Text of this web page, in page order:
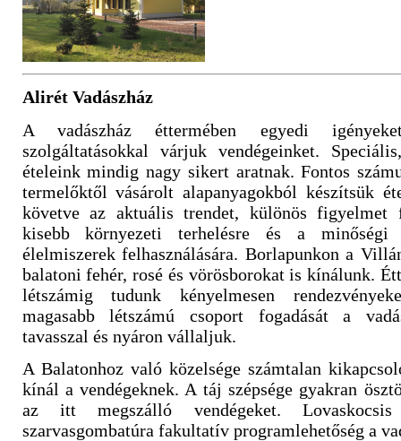
Alirét Vadászház
A vadászház éttermében egyedi
szolgáltatásokkal várjuk vendégeinket.
ételeink mindig nagy sikert aratnak. Fontos
termelőktől vásárolt alapanyagokból készítsük
követve az aktuális trendet, különös
kisebb környezeti terhelésre és a minőségi
élelmiszerek felhasználására. Borlapunkon a
balatoni fehér, rosé és vörösborokat is kínálunk.
létszámig tudunk kényelmesen
magasabb létszámú csoport fogadását a
tavasszal és nyáron vállaljuk.
A Balatonhoz való közelsége számtalan
kínál a vendégeknek. A táj szépsége gyakran
az itt megszálló vendégeket.
szarvasgombatúra fakultatív programlehetőség a